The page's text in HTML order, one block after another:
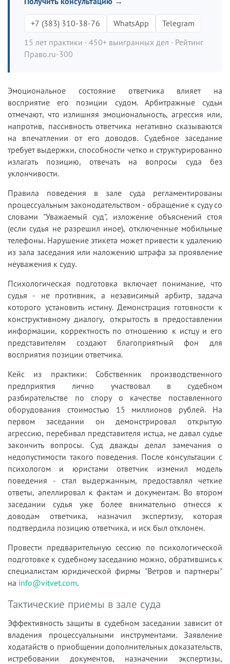
+7 (383) 310-38-76 WhatsApp
Telegram
15 лет практики · 450+ выигранных дел · Рейтинг
Право.ru-300
Эмоциональное состояние ответчика влияет на
восприятие его позиции судом. Арбитражные судьи
отмечают, что излишняя эмоциональность, агрессия или,
напротив, пассивность ответчика негативно сказываются
на впечатлении от его доводов. Судебное заседание
требует выдержки, способности четко и структурированно
излагать позицию, отвечать на вопросы суда без
уклончивости.
Правила поведения в зале суда регламентированы
процессуальным законодательством - обращение к суду со
словами "Уважаемый суд", изложение объяснений стоя
(если судья не разрешил иное), отключенные мобильные
телефоны. Нарушение этикета может привести к удалению
из зала заседания или наложению штрафа за проявление
неуважения к суду.
Психологическая подготовка включает понимание, что
судья - не противник, а независимый арбитр, задача
которого установить истину. Демонстрация готовности к
конструктивному диалогу, открытость в предоставлении
информации, корректность по отношению к истцу и его
представителям создают благоприятный фон для
восприятия позиции ответчика.
Кейс из практики: Собственник производственного
предприятия лично участвовал в судебном
разбирательстве по спору о качестве поставленного
оборудования стоимостью 15 миллионов рублей. На
первом заседании он демонстрировал открытую
агрессию, перебивал представителя истца, не давал судье
закончить вопросы. Суд дважды делал замечания о
недопустимости такого поведения. После консультации с
психологом и юристами ответчик изменил модель
поведения - стал выдержанным, предоставлял четкие
ответы, апеллировал к фактам и документам. Во втором
заседании судья уже более внимательно отнесся к
доводам ответчика, назначил экспертизу, которая
подтвердила позицию ответчика, и иск был отклонен.
Провести предварительную сессию по психологической
подготовке к судебному заседанию можно, обратившись к
специалистам юридической фирмы "Ветров и партнеры"
на info@vitvet.com.
Тактические приемы в зале суда
Эффективность защиты в судебном заседании зависит от
владения процессуальными инструментами. Заявление
ходатайств о приобщении дополнительных доказательств,
истребовании документов, назначении экспертизы,